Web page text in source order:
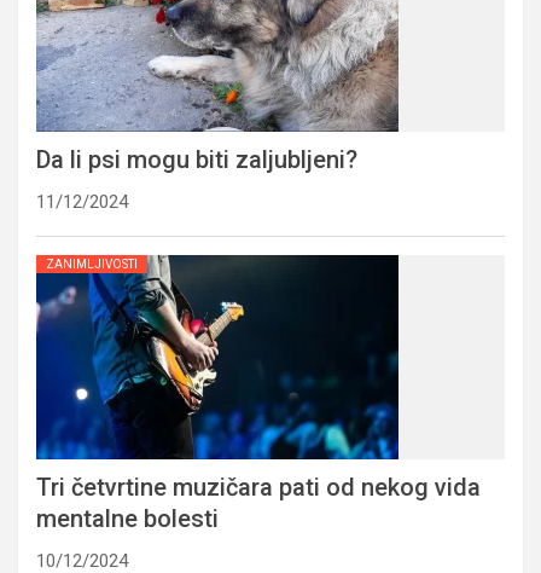
Da li psi mogu biti zaljubljeni?
11/12/2024
ZANIMLJIVOSTI
Tri četvrtine muzičara pati od nekog vida
mentalne bolesti
10/12/2024